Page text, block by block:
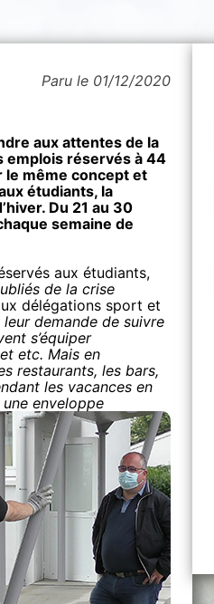
Paru le 01/12/2020
aux attentes de la
emplois réservés à 44
le même concept et
étudiants, la
Du 21 au 30
semaine de
aux étudiants,
de la crise
délégations sport et
demande de suivre
s’équiper
etc. Mais en
restaurants, les bars,
les vacances en
enveloppe